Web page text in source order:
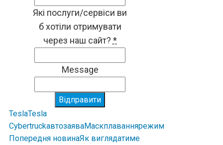
Які послуги/сервіси ви
б хотіли отримувати
через наш сайт? *
Message
Відправити
TeslaTesla
CybertruckавтозаяваМаскплаваннярежим
Попередня новинаЯк виглядатиме